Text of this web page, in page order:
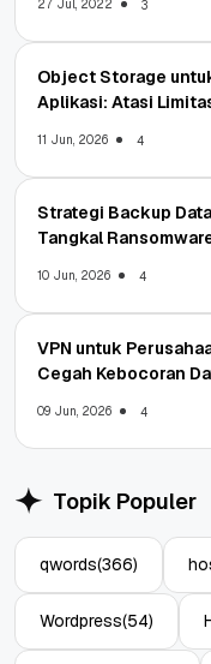
27 Jul, 2022 3
Object Storage
Aplikasi: Atasi
11 Jun, 2026 4
Strategi Backup
Tangkal
10 Jun, 2026 4
VPN untuk
Cegah Kebocoran
09 Jun, 2026 4
Topik Populer
qwords(366)
Wordpress(54)